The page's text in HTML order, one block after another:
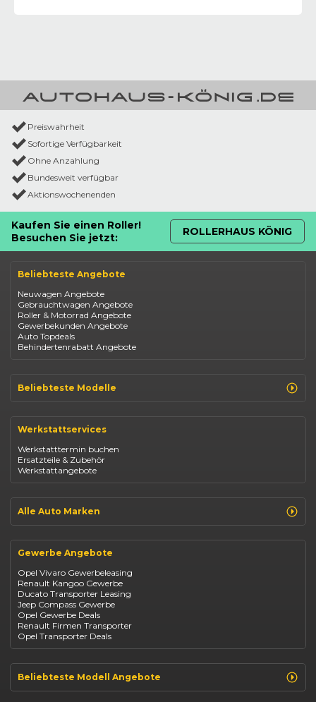
Preiswahrheit
Sofortige Verfügbarkeit
Ohne Anzahlung
Bundesweit verfügbar
Aktionswochenenden
Kaufen Sie einen Roller!
Besuchen Sie jetzt:
ROLLERHAUS KÖNIG
Beliebteste Angebote
Neuwagen Angebote
Gebrauchtwagen Angebote
Roller & Motorrad Angebote
Gewerbekunden Angebote
Auto Topdeals
Behindertenrabatt Angebote
Beliebteste Modelle
Opel Corsa
Fiat 500
Dacia Duster
Dacia Sandero
Jeep Compass
Suzuki Vitara
Suzuki Swift
Mazda CX-30
Werkstattservices
Werkstatttermin buchen
Ersatzteile & Zubehör
Werkstattangebote
Alle Auto Marken
Opel
Fiat
Jeep
Suzuki
BYD
Kia
Mazda
Citroën
Abarth
Fiat Professional
Gewerbe Angebote
Opel Vivaro Gewerbeleasing
Renault Kangoo Gewerbe
Ducato Transporter Leasing
Jeep Compass Gewerbe
Opel Gewerbe Deals
Renault Firmen Transporter
Opel Transporter Deals
Beliebteste Modell Angebote